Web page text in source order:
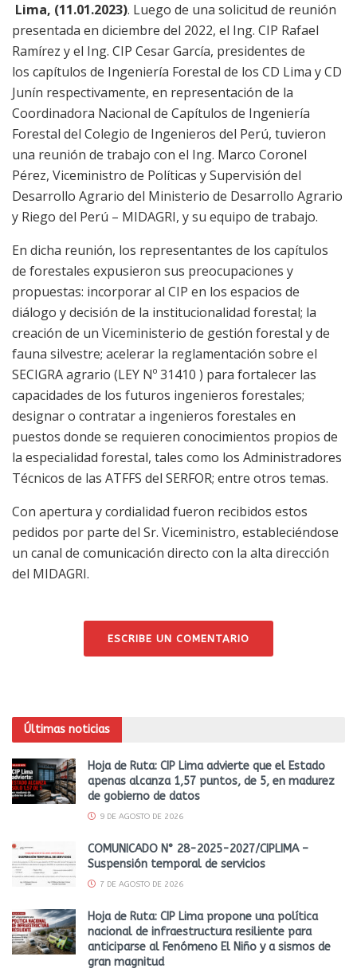
Lima, (11.01.2023). Luego de una solicitud de reunión
presentada en diciembre del 2022, el Ing. CIP Rafael
Ramírez y el Ing. CIP Cesar García, presidentes de
los capítulos de Ingeniería Forestal de los CD Lima y CD
Junín respectivamente, en representación de la
Coordinadora Nacional de Capítulos de Ingeniería
Forestal del Colegio de Ingenieros del Perú, tuvieron
una reunión de trabajo con el Ing. Marco Coronel
Pérez, Viceministro de Políticas y Supervisión del
Desarrollo Agrario del Ministerio de Desarrollo Agrario
y Riego del Perú – MIDAGRI, y su equipo de trabajo.
En dicha reunión, los representantes de los capítulos
de forestales expusieron sus preocupaciones y
propuestas: incorporar al CIP en los espacios de
diálogo y decisión de la institucionalidad forestal; la
creación de un Viceministerio de gestión forestal y de
fauna silvestre; acelerar la reglamentación sobre el
SECIGRA agrario (LEY Nº 31410 ) para fortalecer las
capacidades de los futuros ingenieros forestales;
designar o contratar a ingenieros forestales en
puestos donde se requieren conocimientos propios de
la especialidad forestal, tales como los Administradores
Técnicos de las ATFFS del SERFOR; entre otros temas.
Con apertura y cordialidad fueron recibidos estos
pedidos por parte del Sr. Viceministro, estableciéndose
un canal de comunicación directo con la alta dirección
del MIDAGRI.
ESCRIBE UN COMENTARIO
Últimas noticias
Hoja de Ruta: CIP Lima advierte que el Estado
apenas alcanza 1,57 puntos, de 5, en madurez
de gobierno de datos
9 DE AGOSTO DE 2026
COMUNICADO N° 28-2025-2027/CIPLIMA –
Suspensión temporal de servicios
7 DE AGOSTO DE 2026
Hoja de Ruta: CIP Lima propone una política
nacional de infraestructura resiliente para
anticiparse al Fenómeno El Niño y a sismos de
gran magnitud